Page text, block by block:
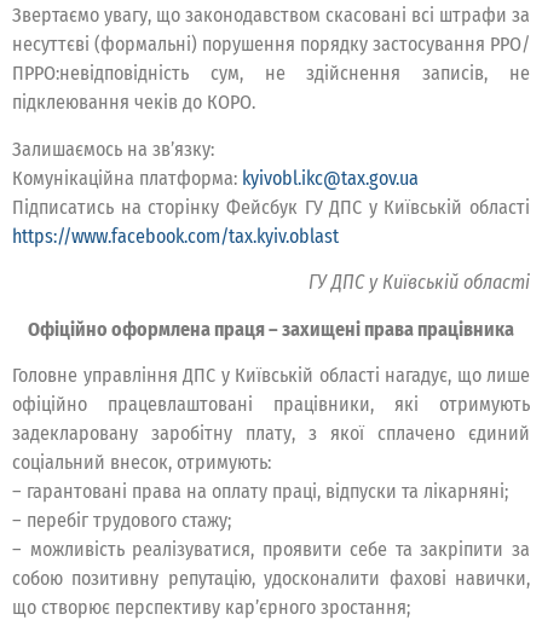
Звертаємо увагу, що законодавством скасовані всі штрафи за
несуттєві (формальні) порушення порядку застосування РРО/
ПРРО:невідповідність сум, не здійснення записів, не
підклеювання чеків до КОРО.
Залишаємось на зв’язку:
Комунікаційна платформа: kyivobl.ikc@tax.gov.ua
Підписатись на сторінку Фейсбук ГУ ДПС у Київській області
https://www.facebook.com/tax.kyiv.oblast
ГУ ДПС у Київській області
Офіційно оформлена праця – захищені права працівника
Головне управління ДПС у Київській області нагадує, що лише
офіційно працевлаштовані працівники, які отримують
задекларовану заробітну плату, з якої сплачено єдиний
соціальний внесок, отримують:
– гарантовані права на оплату праці, відпуски та лікарняні;
– перебіг трудового стажу;
– можливість реалізуватися, проявити себе та закріпити за
собою позитивну репутацію, удосконалити фахові навички,
що створює перспективу кар’єрного зростання;